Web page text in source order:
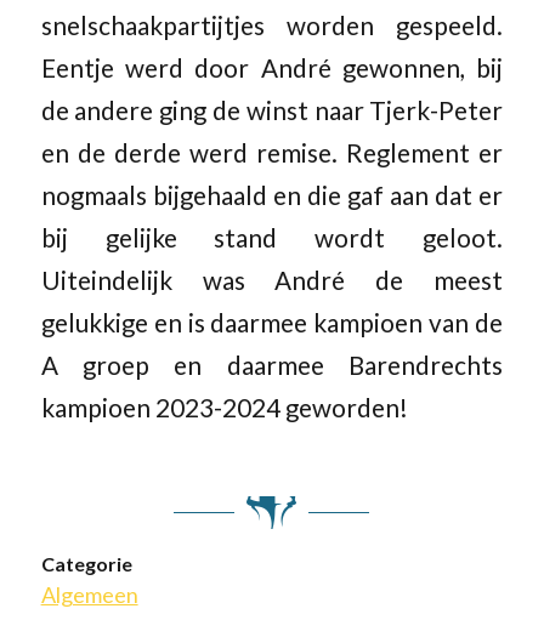
snelschaakpartijtjes worden gespeeld.
Eentje werd door André gewonnen, bij
de andere ging de winst naar Tjerk-Peter
en de derde werd remise. Reglement er
nogmaals bijgehaald en die gaf aan dat er
bij gelijke stand wordt geloot.
Uiteindelijk was André de meest
gelukkige en is daarmee kampioen van de
A groep en daarmee Barendrechts
kampioen 2023-2024 geworden!
Categorie
Algemeen